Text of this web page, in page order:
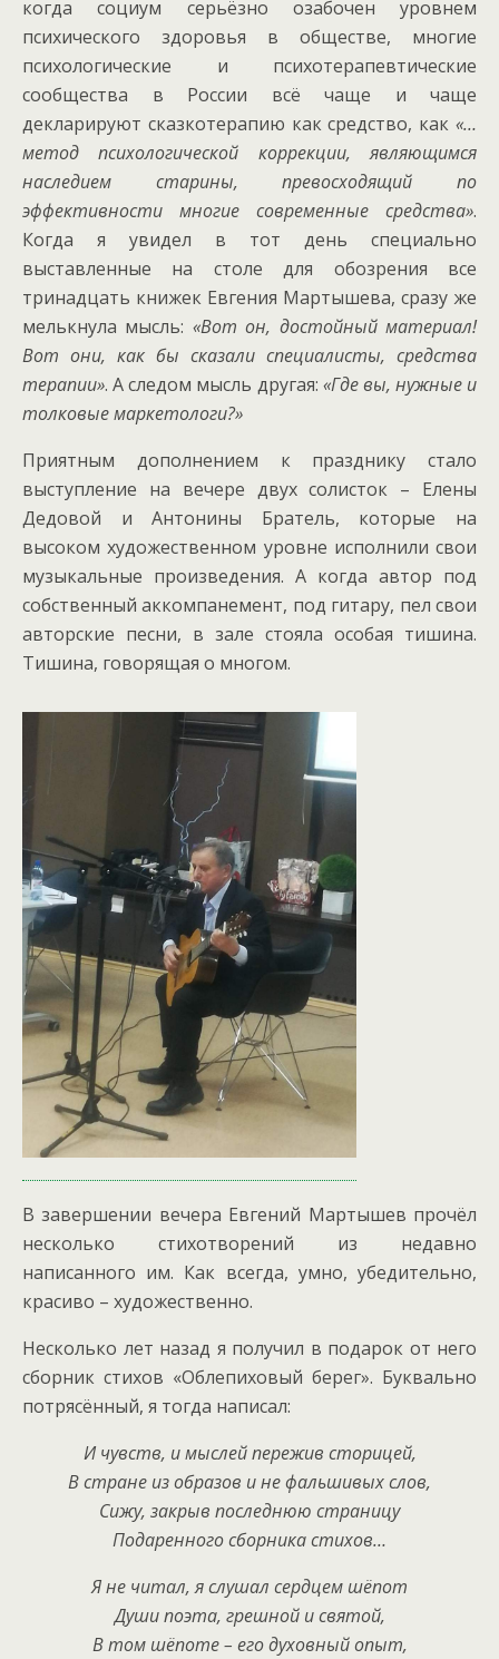
когда социум серьёзно озабочен уровнем
психического здоровья в обществе, многие
психологические и психотерапевтические
сообщества в России всё чаще и чаще
декларируют сказкотерапию как средство, как «…
метод психологической коррекции, являющимся
наследием старины, превосходящий по
эффективности многие современные средства».
Когда я увидел в тот день специально
выставленные на столе для обозрения все
тринадцать книжек Евгения Мартышева, сразу же
мелькнула мысль: «Вот он, достойный материал!
Вот они, как бы сказали специалисты, средства
терапии». А следом мысль другая: «Где вы, нужные и
толковые маркетологи?»
Приятным дополнением к празднику стало
выступление на вечере двух солисток – Елены
Дедовой и Антонины Братель, которые на
высоком художественном уровне исполнили свои
музыкальные произведения. А когда автор под
собственный аккомпанемент, под гитару, пел свои
авторские песни, в зале стояла особая тишина.
Тишина, говорящая о многом.
В завершении вечера Евгений Мартышев прочёл
несколько стихотворений из недавно
написанного им. Как всегда, умно, убедительно,
красиво – художественно.
Несколько лет назад я получил в подарок от него
сборник стихов «Облепиховый берег». Буквально
потрясённый, я тогда написал:
И чувств, и мыслей пережив сторицей,
В стране из образов и не фальшивых слов,
Сижу, закрыв последнюю страницу
Подаренного сборника стихов…
Я не читал, я слушал сердцем шёпот
Души поэта, грешной и святой,
В том шёпоте – его духовный опыт,